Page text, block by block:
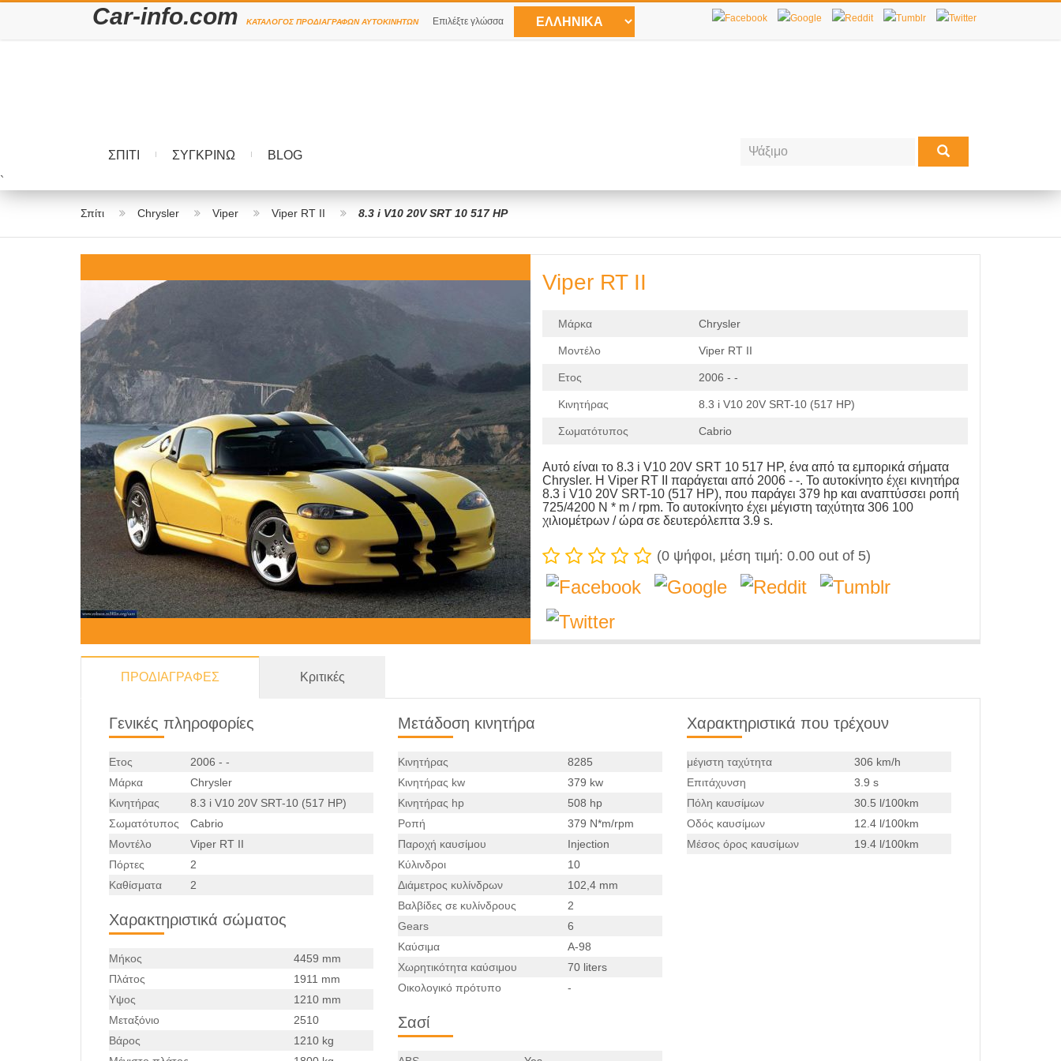
Car-info.com ΚΑΤΆΛΟΓΟΣ ΠΡΟΔΙΑΓΡΑΦΏΝ ΑΥΤΟΚΙΝΉΤΩΝ Επιλέξτε γλώσσα
ΣΠΊΤΙ ΣΥΓΚΡΊΝΩ
BLOG
`
Σπίτι Chrysler Viper Viper RT II 8.3 i V10 20V SRT 10 517 HP
Viper RT II
Μάρκα Chrysler
Μοντέλο Viper RT II
Ετος 2006 - -
Κινητήρας 8.3 i V10 20V SRT-10 (517 HP)
Σωματότυπος Cabrio
Αυτό είναι το 8.3 i V10 20V SRT 10 517 HP, ένα από τα εμπορικά σήματα
Chrysler. Η Viper RT II παράγεται από 2006 - -. Το αυτοκίνητο έχει κινητήρα
8.3 i V10 20V SRT-10 (517 HP), που παράγει 379 hp και αναπτύσσει ροπή
725/4200 N * m / rpm. Το αυτοκίνητο έχει μέγιστη ταχύτητα 306 100
χιλιομέτρων / ώρα σε δευτερόλεπτα 3.9 s.
(0 ψήφοι, μέση τιμή: 0.00 out of 5)
ΠΡΟΔΙΑΓΡΑΦΕΣ Κριτικές
Γενικές πληροφορίες
Ετος
2006 - -
Μάρκα
Chrysler
Κινητήρας
8.3 i V10 20V SRT-10 (517 HP)
Σωματότυπος
Cabrio
Μοντέλο
Viper RT II
Πόρτες
2
Καθίσματα
2
Χαρακτηριστικά σώματος
Μήκος
4459 mm
Πλάτος
1911 mm
Υψος
1210 mm
Μεταξόνιο
2510
Βάρος
1210 kg
Μετάδοση κινητήρα
Κινητήρας
8285
Κινητήρας kw
379 kw
Κινητήρας hp
508 hp
Ροπή
379 N*m/rpm
Παροχή καυσίμου
Injection
Κύλινδροι
10
Διάμετρος κυλίνδρων
102,4 mm
Βαλβίδες σε κυλίνδρους
2
Gears
6
Καύσιμα
A-98
Χωρητικότητα καύσιμου
70 liters
Οικολογικό πρότυπο
-
Σασί
Χαρακτηριστικά που τρέχουν
μέγιστη ταχύτητα
306 km/h
Επιτάχυνση
3.9 s
Πόλη καυσίμων
30.5 l/100km
Οδός καυσίμων
12.4 l/100km
Μέσος όρος καυσίμων
19.4 l/100km